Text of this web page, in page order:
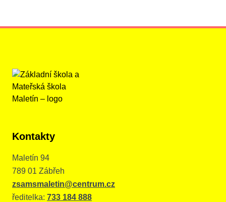
Kontakty
Maletín 94
789 01 Zábřeh
zsamsmaletin@centrum.cz
ředitelka: 733 184 888